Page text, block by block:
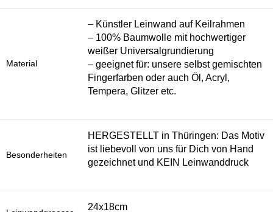
Material
– Künstler Leinwand auf Keilrahmen
– 100% Baumwolle mit hochwertiger
weißer Universalgrundierung
– geeignet für: unsere selbst gemischten
Fingerfarben oder auch Öl, Acryl,
Tempera, Glitzer etc.
Besonderheiten
HERGESTELLT in Thüringen: Das Motiv
ist liebevoll von uns für Dich von Hand
gezeichnet und KEIN Leinwanddruck
24x18cm